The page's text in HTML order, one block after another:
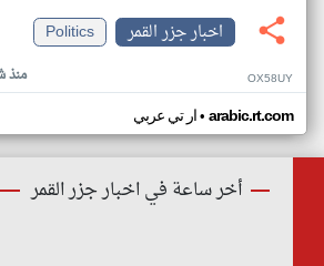
اخبار جزر القمر
Politics
منذ OX58UY
ار تي عربي• arabic.rt.com
أخر ساعة في اخبار جزر القمر